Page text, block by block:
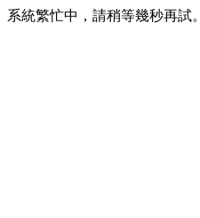
系統繁忙中，請稍等幾秒再試。